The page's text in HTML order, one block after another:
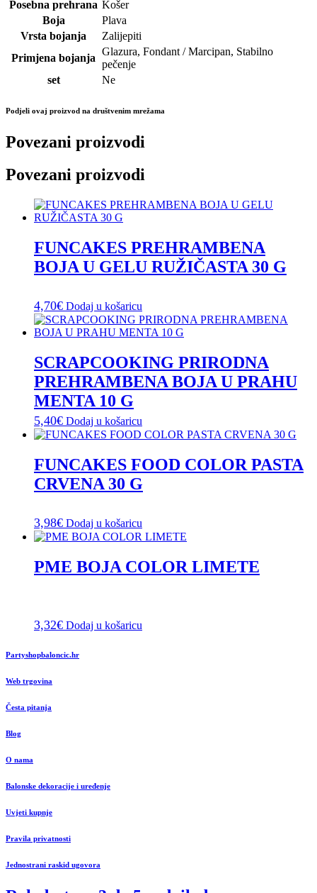
Posebna prehrana Košer
Boja
Plava
Vrsta bojanja
Zalijepiti
Primjena bojanja
Glazura, Fondant / Marcipan, Stabilno
pečenje
set
Ne
Podjeli ovaj proizvod na društvenim mrežama
Povezani proizvodi
Povezani proizvodi
FUNCAKES PREHRAMBENA
BOJA U GELU RUŽIČASTA 30 G
4,70€ Dodaj u košaricu
SCRAPCOOKING PRIRODNA
PREHRAMBENA BOJA U PRAHU
MENTA 10 G
5,40€ Dodaj u košaricu
FUNCAKES FOOD COLOR PASTA
CRVENA 30 G
3,98€ Dodaj u košaricu
PME BOJA COLOR LIMETE
3,32€ Dodaj u košaricu
Partyshopbaloncic.hr
Web trgovina
Česta pitanja
Blog
O nama
Balonske dekoracije i uređenje
Uvjeti kupnje
Pravila privatnosti
Jednostrani raskid ugovora